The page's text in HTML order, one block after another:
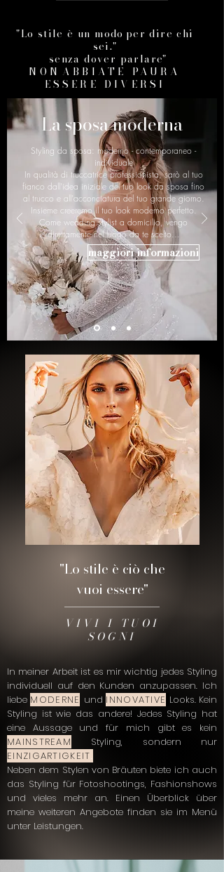
"Lo stile è un modo per dire chi
sei."
senza dover parlare"
NON ABBIATE PAURA
ESSERE DIVERSI
La sposa moderna
Styling da sposa: moderno - contemporaneo -
individuale
In qualità di truccatrice professionista, sarò al tuo
fianco dall'idea iniziale del tuo look da sposa fino
al trucco e all'acconciatura del tuo grande giorno.
Insieme creeremo il tuo look moderno perfetto.
Come wedding stylist a domicilio, vengo
direttamente nel luogo da te scelto...
maggiori informazioni
"Lo stile è ciò che
vuoi essere"
VIVI I TUOI
SOGNI
In meiner Arbeit ist es mir wichtig jedes Styling
individuell auf den Kunden anzupassen. Ich
liebe MODERNE und INNOVATIVE Looks. Kein
Styling ist wie das andere! Jedes Styling hat
eine Aussage und für mich gibt es kein
MAINSTREAM
Styling, sondern nur
EINZIGARTIGKEIT.
Neben dem Stylen von Bräuten biete ich auch
das Styling für Fotoshootings, Fashionshows
und vieles mehr an. Einen Überblick über
meine weiteren Angebote finden sie im Menü
unter Leistungen.